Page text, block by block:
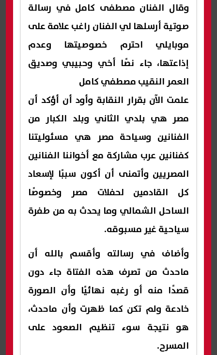
وقال الفنان مصطفى كامل في رسالة
صوتية أرسلها لي الفنان راغب علامة على
موبايلي احترم خصوصيتها وعدم
إذاعتها، جاء نصًا أخي وحبيبي وصديق
العمر النقيب مصطفي كامل
علمت الآن بقرار النقابة وأود أن أؤكد أن
مصر هي بلدي الثاني وبلد الكبار من
الفنانين وسياحة مصر هي مسئوليتنا
كفنانين عرب مشاركة مع أخواننا الفنانين
المصريين وأتمنى أن أكون سببًا لإسعاد
كل القادمين لحفلات مصر وخصوصًا
الساحل الشمالي وما يحدث به من طفرة
سياحية غير مسبوقه.
وأضاف في رسالته وأقسم بالله أن
ماحدث من تصرف هذه الفتاة جاء دون
قصدًا منه أو رغبه نهائيًا وأن الصورة
خادعة ولم تكن كما ظهرت وأن ماحدث،
هو نتيجة سوء تنظيم الصعود على
المسرح.